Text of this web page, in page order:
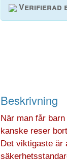
Verifierad
Beskrivning
När man får
kanske reser
Det viktigaste är